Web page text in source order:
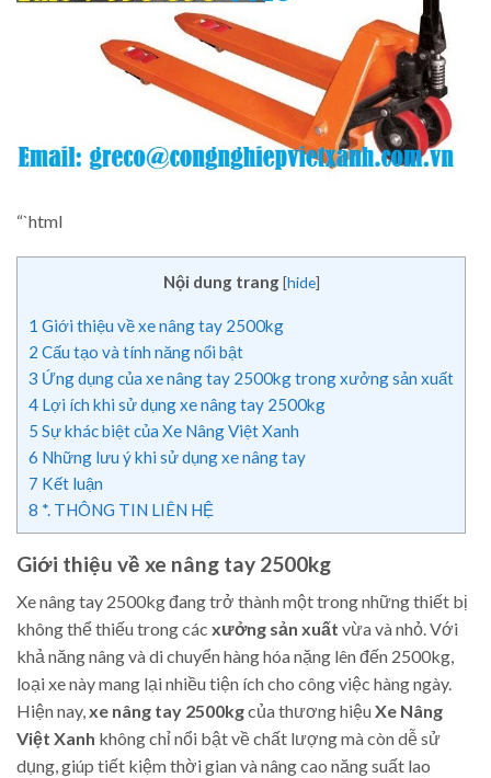
“`html
Nội dung trang [hide]
1 Giới thiệu về xe nâng tay 2500kg
2 Cấu tạo và tính năng nổi bật
3 Ứng dụng của xe nâng tay 2500kg trong xưởng sản xuất
4 Lợi ích khi sử dụng xe nâng tay 2500kg
5 Sự khác biệt của Xe Nâng Việt Xanh
6 Những lưu ý khi sử dụng xe nâng tay
7 Kết luận
8 *. THÔNG TIN LIÊN HỆ
Giới thiệu về xe nâng tay 2500kg
Xe nâng tay 2500kg đang trở thành một trong những thiết bị
không thể thiếu trong các xưởng sản xuất vừa và nhỏ. Với
khả năng nâng và di chuyển hàng hóa nặng lên đến 2500kg,
loại xe này mang lại nhiều tiện ích cho công việc hàng ngày.
Hiện nay,xe nâng tay 2500kgcủa thương hiệuXe Nâng
Việt Xanh không chỉ nổi bật về chất lượng mà còn dễ sử
dụng, giúp tiết kiệm thời gian và nâng cao năng suất lao